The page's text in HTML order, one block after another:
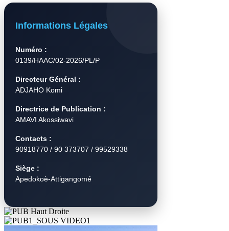
Informations Légales
Numéro :
0139/HAAC/02-2026/PL/P
Directeur Général :
ADJAHO Komi
Directrice de Publication :
AMAVI Akossiwavi
Contacts :
90918770 / 90 373707 / 99529338
Siège :
Apedokoè-Attigangomé